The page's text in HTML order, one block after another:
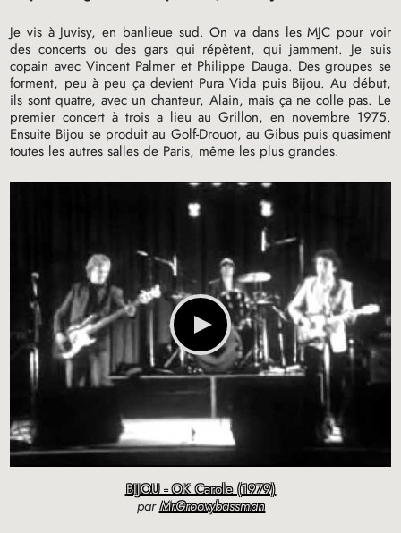
Je vis à Juvisy, en banlieue sud. On va dans lesMJC pour voir
des concerts ou des gars qui répètent, qui jamment. Je suis
copain avec Vincent Palmer et Philippe Dauga. Des groupes se
forment, peu à peu ça devient Pura Vida puis Bijou. Au début,
ils sont quatre, avec un chanteur, Alain, mais ça ne colle pas. Le
premier concert à trois a lieu au Grillon, en novembre 1975.
Ensuite Bijou se produit au Golf-Drouot, au Gibus puis quasiment
toutes les autres salles de Paris, même les plus grandes.
BIJOU - OK Carole (1979)
parMrGroovybassman